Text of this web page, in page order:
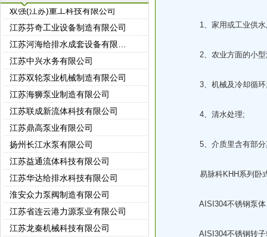
双强(江苏)重工科技有限公司
江苏芬奇工业设备制造有限公司
江苏河海给排水成套设备有限公司
江苏中兴水务有限公司
江苏双轮泵业机械制造有限公司
江苏海狮泵业制造有限公司
江苏联成新流体科技有限公司
江苏鼎高泵业有限公司
扬州长江水泵有限公司
江苏益通流体科技有限公司
江苏华达给排水科技有限公司
淮安众力泵阀制造有限公司
江苏省连云港力源泵业有限公司
江苏龙秦机械科技有限公司
1、家用或工业供水
2、农业方面的小型
3、机械及冷却循环
4、清水处理;
5、介质里含有部分
易脉科KHH系列卧式
AISI304不锈钢泵体
AISI304不锈钢转子